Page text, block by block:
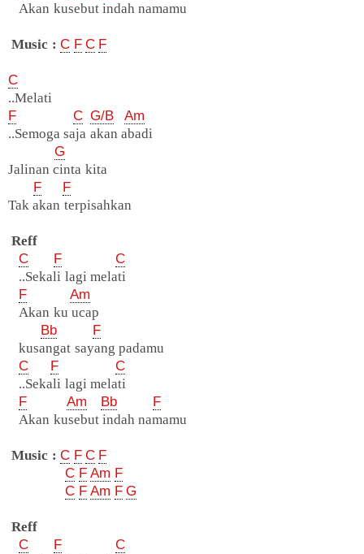
Akan kusebut indah namamu
Music : C F C F
C
..Melati
F
C G/B
Am
..Semoga saja akan abadi
G
Jalinan cinta kita
F
F
Tak akan terpisahkan
Reff
C
F
C
..Sekali lagi melati
F
Am
Akan ku ucap
Bb
F
kusangat sayang padamu
C
F
C
..Sekali lagi melati
F
Am Bb
F
Akan kusebut indah namamu
Music : C F C F
C F Am F
C F Am F G
Reff
C
F
C